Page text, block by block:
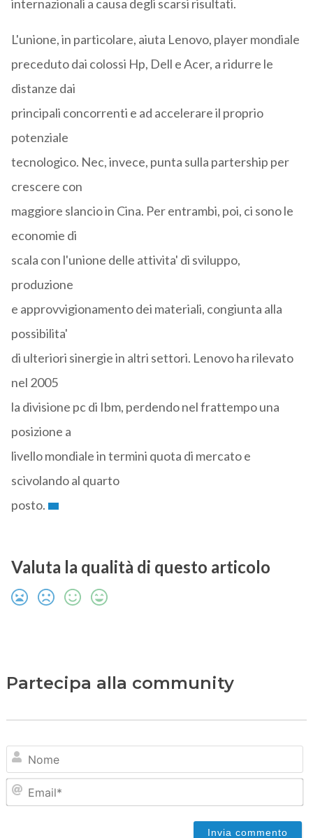
internazionali a causa degli scarsi risultati.
L'unione, in particolare, aiuta Lenovo, player mondiale
preceduto dai colossi Hp, Dell e Acer, a ridurre le
distanze dai
principali concorrenti e ad accelerare il proprio
potenziale
tecnologico. Nec, invece, punta sulla partership per
crescere con
maggiore slancio in Cina. Per entrambi, poi, ci sono le
economie di
scala con l'unione delle attivita' di sviluppo,
produzione
e approvvigionamento dei materiali, congiunta alla
possibilita'
di ulteriori sinergie in altri settori. Lenovo ha rilevato
nel 2005
la divisione pc di Ibm, perdendo nel frattempo una
posizione a
livello mondiale in termini quota di mercato e
scivolando al quarto
posto.
Valuta la qualità di questo articolo
Partecipa alla community